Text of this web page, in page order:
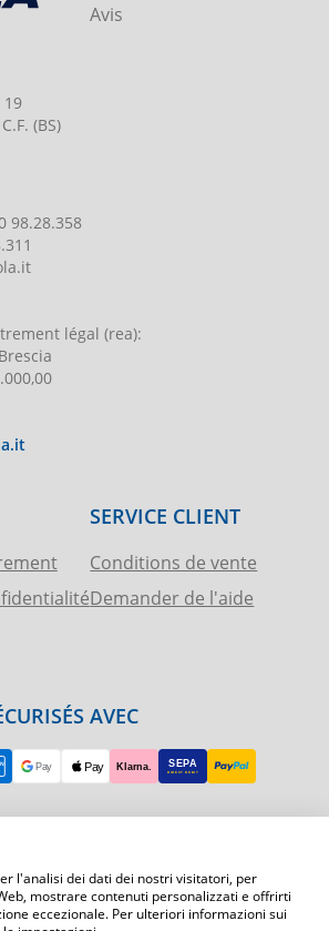
19
(BS)
Avis
98.28.358
légal (rea):
SERVICE CLIENT
Conditions de vente
Demander de l'aide
AVEC
ET CARTE
l'analisi dei dati dei nostri visitatori, per
mostrare contenuti personalizzati e offrirti
eccezionale. Per ulteriori informazioni sui